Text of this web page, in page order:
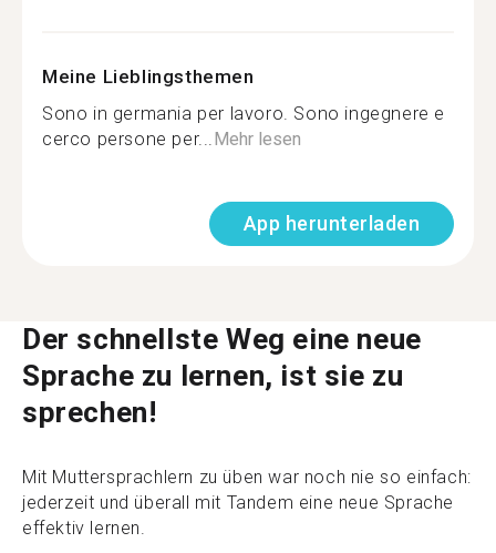
Meine Lieblingsthemen
Sono in germania per lavoro. Sono ingegnere e
cerco persone per... Mehr lesen
App herunterladen
Der schnellste Weg eine neue
Sprache zu lernen, ist sie zu
sprechen!
Mit Muttersprachlern zu üben war noch nie so einfach:
jederzeit und überall mit Tandem eine neue Sprache
effektiv lernen.